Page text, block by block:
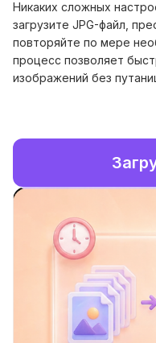
Никаких сложных
загрузите JPG-файл,
повторяйте по мере
процесс позволяет
изображений без